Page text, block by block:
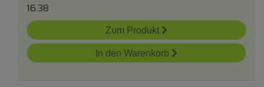
16.38
Zum Produkt
In den Warenkorb